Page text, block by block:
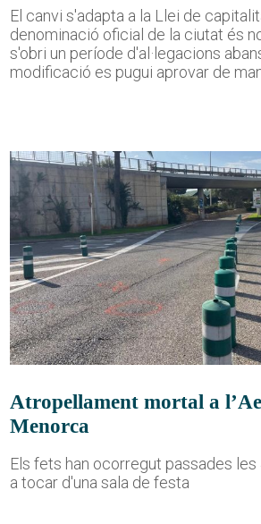
El canvi s'adapta a la Llei de
denominació oficial de la ciutat és
s'obri un període d'al·legacions
modificació es pugui aprovar de
Atropellament mortal a
Menorca
Els fets han ocorregut passades les
a tocar d'una sala de festa